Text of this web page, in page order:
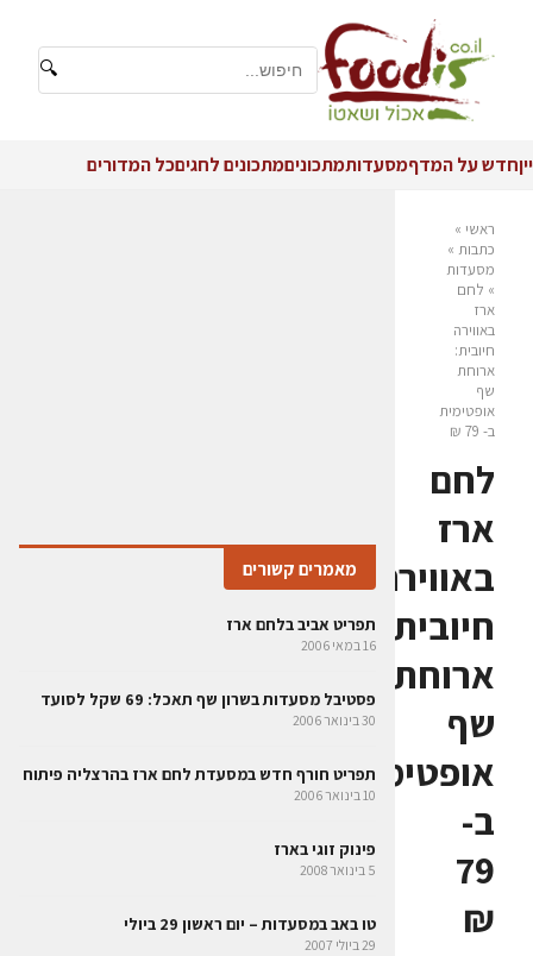
🔍
ייןחדש על המדףמסעדותמתכוניםמתכונים לחגיםכל המדורים
ראשי »
כתבות »
מסעדות
» לחם
ארז
באווירה
חיובית:
ארוחת
שף
אופטימית
ב- 79 ₪
לחם
ארז
באווירה
חיובית:
ארוחת
שף
אופטימית
ב-
79
₪
מאמרים קשורים
תפריט אביב בלחם ארז
16 במאי 2006
פסטיבל מסעדות בשרון שף תאכל: 69 שקל לסועד
30 בינואר 2006
תפריט חורף חדש במסעדת לחם ארז בהרצליה פיתוח
10 בינואר 2006
פינוק זוגי בארז
5 בינואר 2008
טו באב במסעדות – יום ראשון 29 ביולי
29 ביולי 2007